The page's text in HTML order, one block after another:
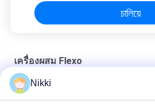
চালিয়ে
เครื่องผสม Flexo
Speed สีเทา ขาว Hot Stamping
ควบคุม PLC และระบบป้องกันความปลอ
Nikki